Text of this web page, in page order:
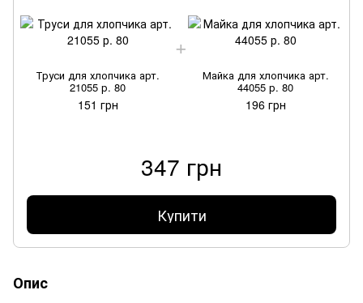
Труси для хлопчика арт.
21055 р. 80
151 грн
Майка для хлопчика арт.
44055 р. 80
196 грн
347 грн
Купити
Опис